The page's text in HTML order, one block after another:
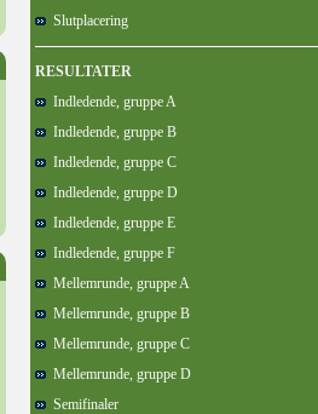
Slutplacering
RESULTATER
Indledende, gruppe A
Indledende, gruppe B
Indledende, gruppe C
Indledende, gruppe D
Indledende, gruppe E
Indledende, gruppe F
Mellemrunde, gruppe A
Mellemrunde, gruppe B
Mellemrunde, gruppe C
Mellemrunde, gruppe D
Semifinaler